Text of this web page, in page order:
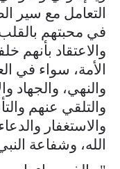
التعامل مع سير
في محبتهم
والاعتقاد بأنهم
الأمة، سواء في
والنهي، والجهاد
والتلقي عنهم
والاستغفار
الله، وشفاعة